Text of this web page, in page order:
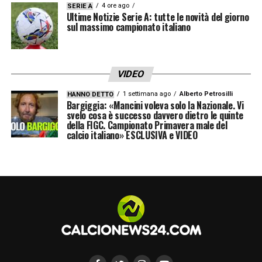
infatti già valutando attivamenteun ruolo in
dirigenza
, preparandogli un posto di
quando vorrà davvero lasciare il calcio.
Un passaggio di testimone storico
per il Real Madrid
Modrićun incarico
operativo all’interno dell’area sportiva o
mantenere un filo conduttore fortissimo con
SERIE A 4 ore ago
Ultime Notizie Serie A: tutte le novità del giorno
sul massimo campionato italiano
VIDEO
HANNO DETTO 1 settimana ago Alberto Petrosilli
Bargiggia: «Mancini voleva solo la Nazionale. Vi
svelo cosa è successo davvero dietro le quinte
della FIGC. Campionato Primavera male del
calcio italiano» ESCLUSIVA e VIDEO